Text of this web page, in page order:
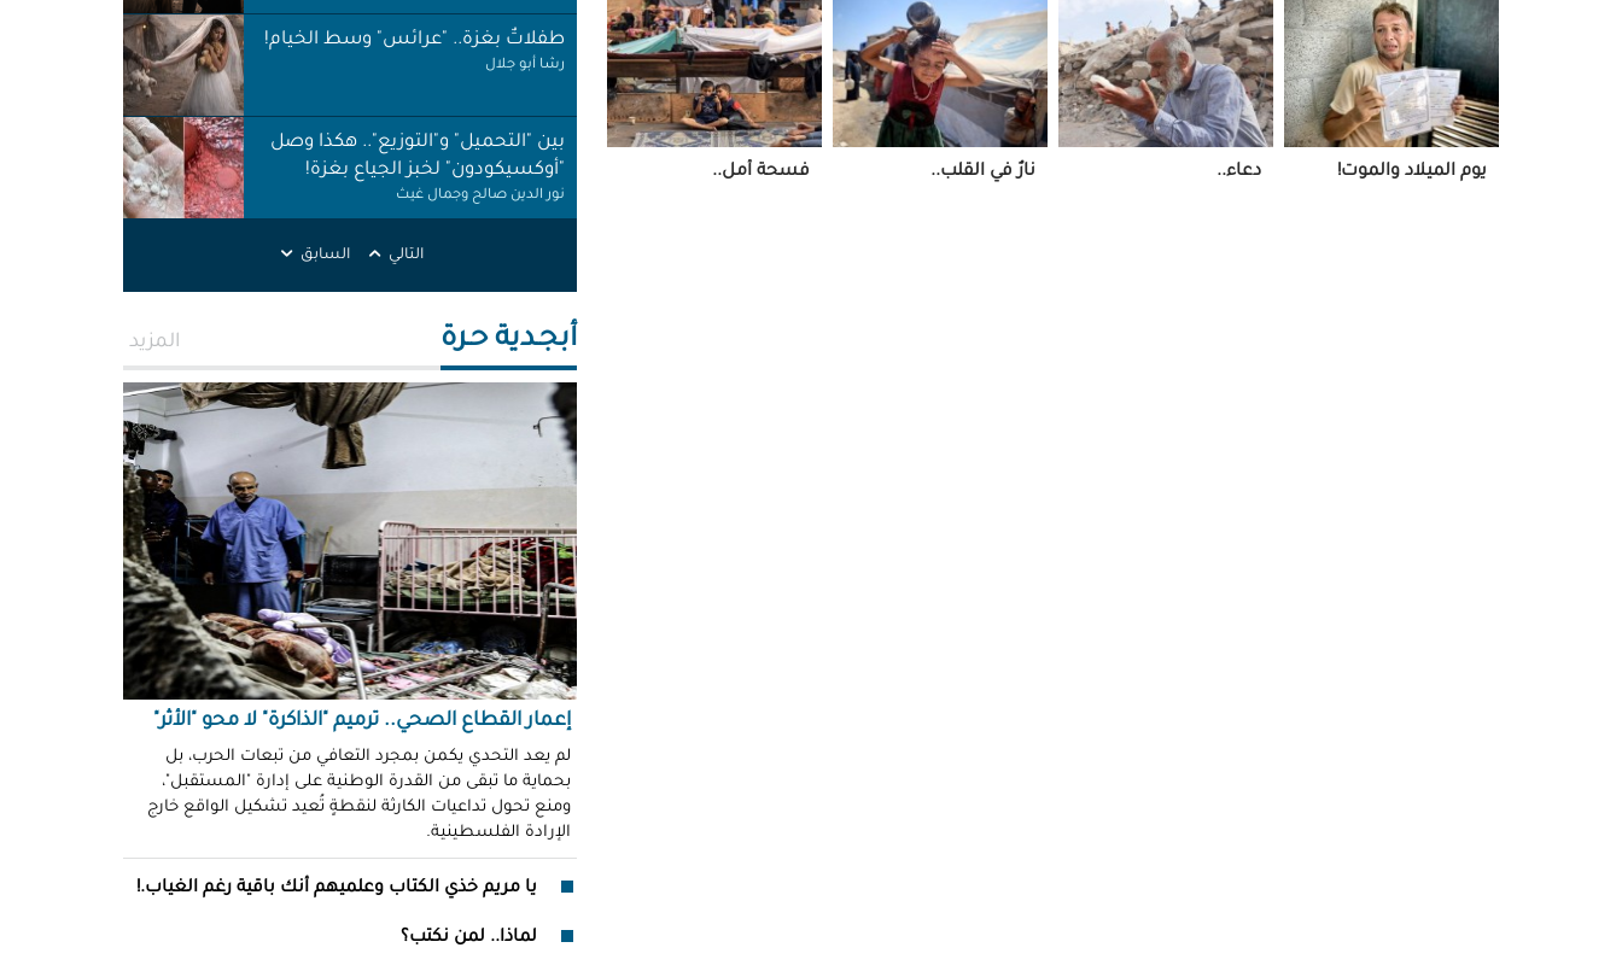
يوم الميلاد والموت! دعاء.. نارٌ في القلب.. فسحة أمل..
طفلاتٌ بغزة.. "عرائس" وسط الخيام!
رشا أبو جلال
بين "التحميل" و"التوزيع".. هكذا وصل
"أوكسيكودون" لخبز الجياع بغزة!
نور الدين صالح وجمال غيث
عاملات نظافة في الظل.. لا حقوق ولا
"غِراس" غزة قنابل موقوتة.. خَرابٌ نَخَر
البيئة والتربة!
عبد الله التركماني ورشا فرحات
"عرّوني وضحكوا".. انتهاكات جنسية
"مُنظّمة" في سجون "إسرائيل"!
نازحو طولكرم بين وعود الإغاثة وواقع
العوز!
رغد سلامة
إبادةُ الشُّهود.. نهجٌ "إسرائيلي"
للإفلات من العقاب!
مشيرة توفيق
قناصو "الشبح" بغزة.. هويّات تُكشف
لأول مرة!
بدائل قاتلة.. مضادات حيوية في قِطع
"آيس كريم"!
التالي السابق
أبجـدية حـرة المزيد
إعمار القطاع الصحي.. ترميم "الذاكرة" لا محو "الأثر"
لم يعد التحدي يكمن بمجرد التعافي من تبعات الحرب، بل
بحماية ما تبقى من القدرة الوطنية على إدارة "المستقبل"،
ومنع تحول تداعيات الكارثة لنقطةٍ تُعيد تشكيل الواقع خارج
الإرادة الفلسطينية.
يا مريم خذي الكتاب وعلميهم أنك باقية رغم الغياب.!
لماذا.. لمن نكتب؟